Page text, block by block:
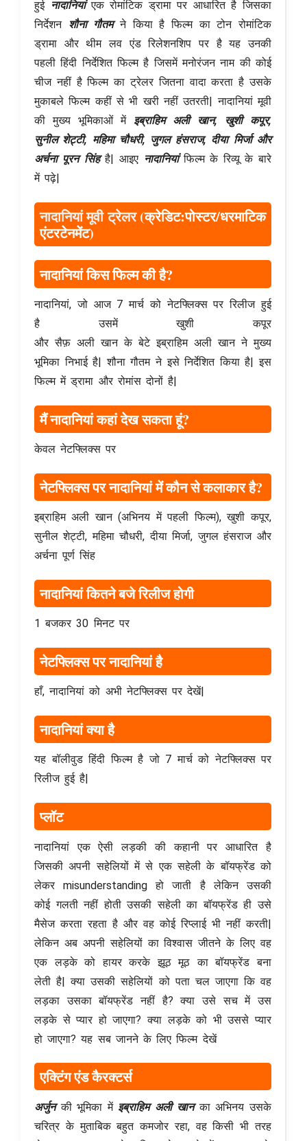
हुई नादानियांएक रोमांटिक ड्रामा पर आधारित है जिसका
निर्देशन शौना गौतमने किया है फिल्म का टोन रोमांटिक
ड्रामा और थीम लव एंड रिलेशनशिप पर है यह उनकी
पहली हिंदी निर्देशित फिल्म है जिसमें मनोरंजन नाम की कोई
चीज नहीं है फिल्म का ट्रेलर जितना वादा करता है उसके
मुकाबले फिल्म कहीं से भी खरी नहीं उतरती| नादानियां मूवी
की मुख्य भूमिकाओं मेंइब्राहिम अली खान, खुशी कपूर,
सुनील शेट्टी, महिमा चौधरी, जुगल हंसराज, दीया मिर्जा और
अर्चना पूरन सिंहहै| आइए नादानियांफिल्म के रिव्यू के बारे
में पढ़े|
नादानियां मूवी ट्रेलर(क्रेडिट:पोस्टर/धरमाटिक
एंटरटेनमेंट)
नादानियां किस फिल्म की है?
नादानियां, जो आज 7 मार्च को नेटफ्लिक्स पर रिलीज हुई
है उसमें खुशी कपूर
और सैफ़ अली खान के बेटे इब्राहिम अली खान ने मुख्य
भूमिका निभाई है| शौना गौतम ने इसे निर्देशित किया है| इस
फिल्म में ड्रामा और रोमांस दोनों है|
मैं नादानियां कहां देख सकता हूं?
केवल नेटफ्लिक्स पर
नेटफ्लिक्स पर नादानियां में कौन से कलाकार है?
इब्राहिम अली खान (अभिनय में पहली फिल्म), खुशी कपूर,
सुनील शेट्टी, महिमा चौधरी, दीया मिर्जा, जुगल हंसराज और
अर्चना पूर्ण सिंह
नादानियां कितने बजे रिलीज होगी
1 बजकर 30 मिनट पर
नेटफ्लिक्स पर नादानियां है
हाँ, नादानियां को अभी नेटफ्लिक्स पर देखें|
नादानियां क्या है
यह बॉलीवुड हिंदी फिल्म है जो 7 मार्च को नेटफ्लिक्स पर
रिलीज हुई है|
प्लॉट
नादानियां एक ऐसी लड़की की कहानी पर आधारित है
जिसकी अपनी सहेलियों में से एक सहेली के बॉयफ्रेंड को
लेकर misunderstanding हो जाती है लेकिन उसकी
कोई गलती नहीं होती उसकी सहेली का बॉयफ्रेंड ही उसे
मैसेज करता रहता है और वह कोई रिप्लाई भी नहीं करती|
लेकिन अब अपनी सहेलियों का विश्वास जीतने के लिए वह
एक लड़के को हायर करके झूठ मूठ का बॉयफ्रेंड बना
लेती है| क्या उसकी सहेलियों को पता चल जाएगा कि वह
लड़का उसका बॉयफ्रेंड नहीं है? क्या उसे सच में उस
लड़के से प्यार हो जाएगा? क्या लड़के को भी उससे प्यार
हो जाएगा? यह सब जानने के लिए फिल्म देखें
एक्टिंग एंड कैरक्टर्स
अर्जुनकी भूमिका में इब्राहिम अली खानका अभिनय उसके
चरित्र के मुताबिक बहुत कमजोर रहा, वह किसी भी तरह